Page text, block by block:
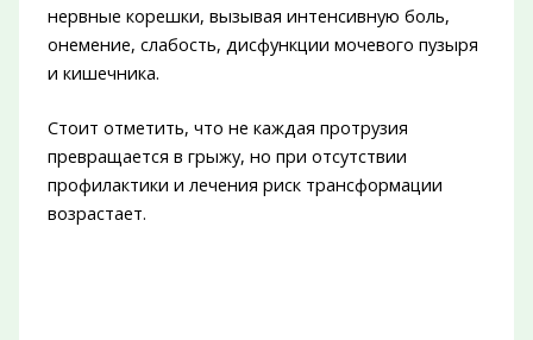
нервные корешки, вызывая интенсивную боль,
онемение, слабость, дисфункции мочевого пузыря
и кишечника.
Стоит отметить, что не каждая протрузия
превращается в грыжу, но при отсутствии
профилактики и лечения риск трансформации
возрастает.